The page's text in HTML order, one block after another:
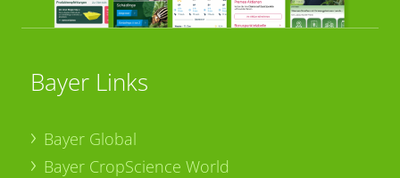
Bayer Links
Bayer Global
Bayer CropScience World